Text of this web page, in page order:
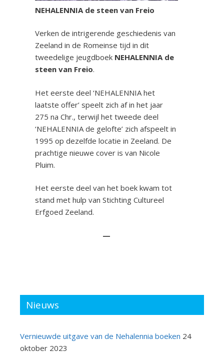
NEHALENNIA de steen van Freio
Verken de intrigerende geschiedenis van
Zeeland in de Romeinse tijd in dit
tweedelige jeugdboek NEHALENNIA de
steen van Freio.
Het eerste deel ‘NEHALENNIA het
laatste offer’ speelt zich af in het jaar
275 na Chr., terwijl het tweede deel
‘NEHALENNIA de gelofte’ zich afspeelt in
1995 op dezelfde locatie in Zeeland. De
prachtige nieuwe cover is van Nicole
Pluim.
Het eerste deel van het boek kwam tot
stand met hulp van Stichting Cultureel
Erfgoed Zeeland.
—
Nieuws
Vernieuwde uitgave van de Nehalennia boeken 24
oktober 2023